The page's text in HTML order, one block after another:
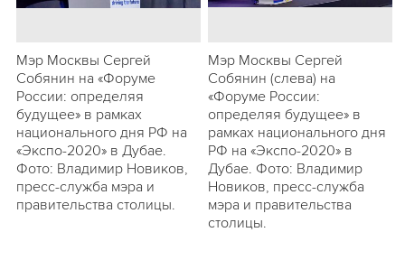
Мэр Москвы Сергей
Собянин на «Форуме
России: определяя
будущее» в рамках
национального дня РФ на
«Экспо-2020» в Дубае.
Фото: Владимир Новиков,
пресс-служба мэра и
правительства столицы.
Мэр Москвы Сергей
Собянин (слева) на
«Форуме России:
определяя будущее» в
рамках национального дня
РФ на «Экспо-2020» в
Дубае. Фото: Владимир
Новиков, пресс-служба
мэра и правительства
столицы.